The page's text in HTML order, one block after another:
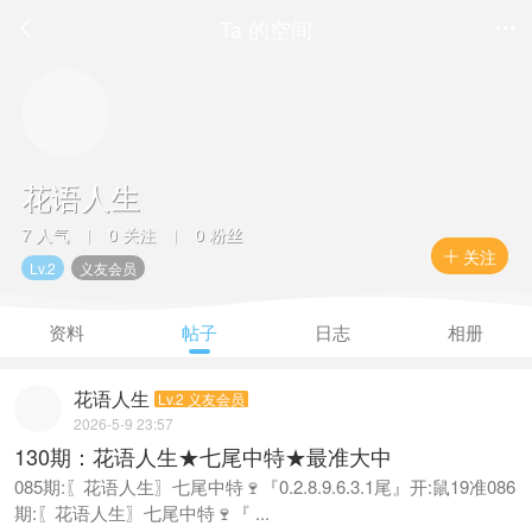
 关注
花语人生
7 人气 | 0 关注 | 0 粉丝
Lv.2 义友会员
资料 帖子 日志 相册
花语人生 Lv.2 义友会员
2026-5-9 23:57
130期：花语人生★七尾中特★最准大中
085期:〖花语人生〗七尾中特🍷『0.2.8.9.6.3.1尾』开:鼠19准086
期:〖花语人生〗七尾中特🍷『 ...